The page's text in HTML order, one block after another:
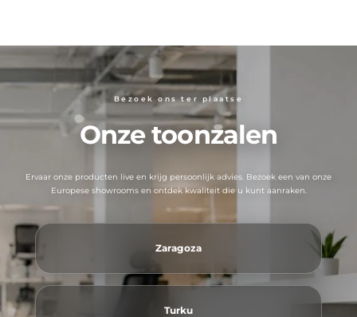
Bezoek ons ​​ter plaatse
Onze toonzalen
Ervaar onze producten live en krijg persoonlijk advies. Bezoek een van onze
Europese showrooms en ontdek kwaliteit die u kunt aanraken.
Zaragoza
Turku